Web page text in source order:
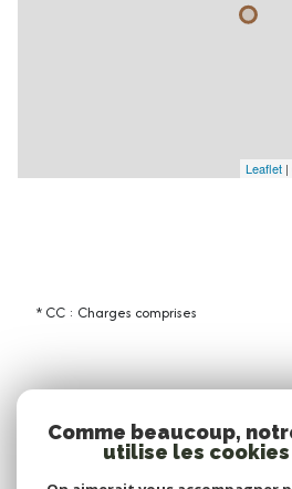
Leaflet |
* CC : Charges comprises
Comme beaucoup,
utilise les cookies